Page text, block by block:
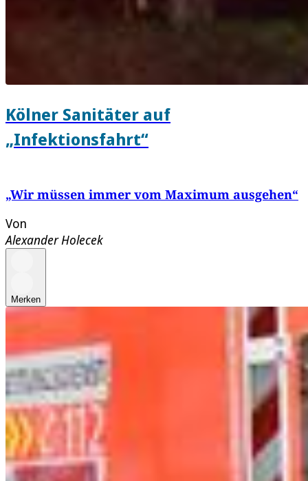
Kölner Sanitäter auf
„Infektionsfahrt“
„Wir müssen immer vom Maximum ausgehen“
Von
Alexander Holecek
Merken